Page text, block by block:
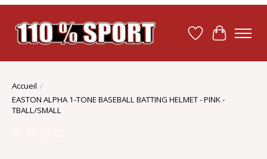
Liste dePanier
Accueil /
EASTON ALPHA 1-TONE BASEBALL BATTING HELMET - PINK -
TBALL/SMALL